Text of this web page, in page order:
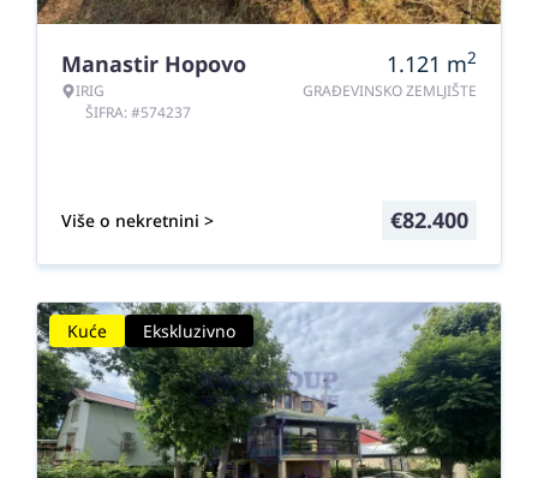
Manastir Hopovo
IRIG
ŠIFRA: #574237
1.121 m2
GRAĐEVINSKO ZEMLJIŠTE
Više o nekretnini > €82.400
Kuće Ekskluzivno